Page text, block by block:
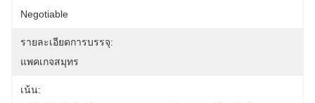
Negotiable
รายละเอียดการบรรจุ:
แพคเกจสมุทร
เน้น: